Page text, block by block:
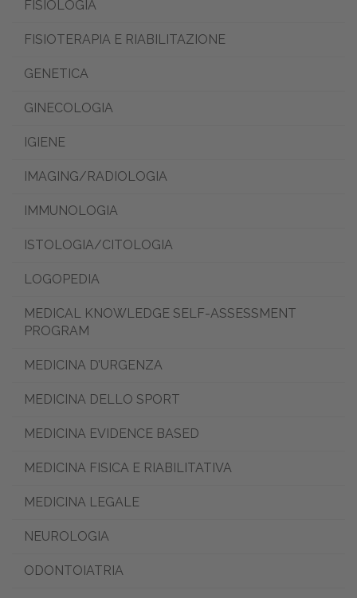
FISIOLOGIA
FISIOTERAPIA E RIABILITAZIONE
GENETICA
GINECOLOGIA
IGIENE
IMAGING/RADIOLOGIA
IMMUNOLOGIA
ISTOLOGIA/CITOLOGIA
LOGOPEDIA
MEDICAL KNOWLEDGE SELF-ASSESSMENT
PROGRAM
MEDICINA D’URGENZA
MEDICINA DELLO SPORT
MEDICINA EVIDENCE BASED
MEDICINA FISICA E RIABILITATIVA
MEDICINA LEGALE
NEUROLOGIA
ODONTOIATRIA